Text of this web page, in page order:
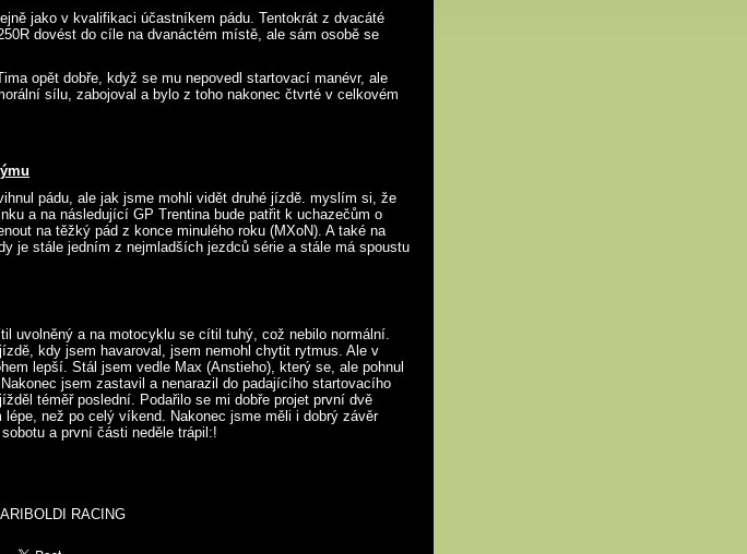
jako v kvalifikaci účastníkem pádu. Tentokrát z dvacáté
dovést do cíle na dvanáctém místě, ale sám osobě se
opět dobře, když se mu nepovedl startovací manévr, ale
sílu, zabojoval a bylo z toho nakonec čtvrté v celkovém
pádu, ale jak jsme mohli vidět druhé jízdě. myslím si, že
a na následující GP Trentina bude patřit k uchazečům o
na těžký pád z konce minulého roku (MXoN). A také na
je stále jedním z nejmladších jezdců série a stále má spoustu
uvolněný a na motocyklu se cítil tuhý, což nebilo normální.
kdy jsem havaroval, jsem nemohl chytit rytmus. Ale v
lepší. Stál jsem vedle Max (Anstieho), který se, ale pohnul
jsem zastavil a nenarazil do padajícího startovacího
téměř poslední. Podařilo se mi dobře projet první dvě
než po celý víkend. Nakonec jsme měli i dobrý závěr
a první části neděle trápil:!
RACING